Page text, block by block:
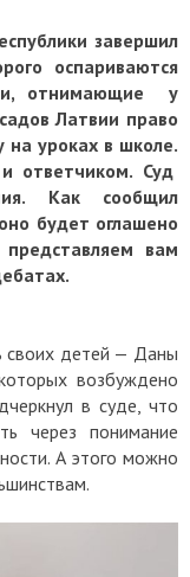
завершил
оспариваются
отнимающие у
Латвии право
на уроках в школе.
ответчиком. Суд
Как сообщил
будет оглашено
вам
своих детей — Даны
возбуждено
в суде, что
через понимание
А этого можно